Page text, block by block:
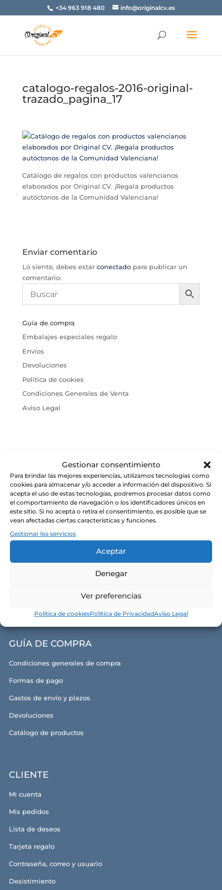
Gestionar consentimiento
Para brindar las mejores experiencias, utilizamos tecnologías como
cookies para almacenar y/o acceder a información del dispositivo. Si
acepta el uso de estas tecnologías, podremos procesar datos como
el comportamiento de navegación o los identificadores únicos en
este sitio. Si no acepta o retira el consentimiento, es posible que se
vean afectadas ciertas características y funciones.
Gestionar los servicios
Aceptar
Denegar
Ver preferencias
Política de cookiesPolítica de PrivacidadAviso Legal
+34 963 918 480 info@originalcv.es
catalogo-regalos-2016-original-
trazado_pagina_17
Catálogo de regalos con productos valencianos
elaborados por Original CV. ¡Regala productos
autóctonos de la Comunidad Valenciana!
Enviar comentario
Lo siento, debes estar conectadopara publicar un
comentario.
Guía de compra
Embalajes especiales regalo
Envíos
Devoluciones
Política de cookies
Condiciones Generales de Venta
Aviso Legal
CONÓCENOS
Alma y razón de ser
Nuestras tiendas
Aviso legal y términos de uso
GUÍA DE COMPRA
Condiciones generales de compra
Formas de pago
Gastos de envío y plazos
Devoluciones
Catálogo de productos
CLIENTE
Mi cuenta
Mis pedidos
Lista de deseos
Tarjeta regalo
Contraseña, correo y usuario
Desistimiento